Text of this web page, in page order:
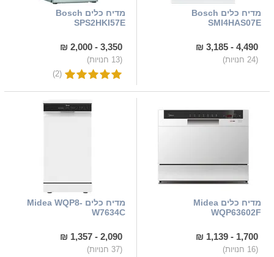
מדיח כלים Bosch
SMI4HAS07E
4,490 - 3,185 ₪
(24 חנויות)
מדיח כלים Bosch
SPS2HKI57E
3,350 - 2,000 ₪
(13 חנויות)
(2)
מדיח כלים Midea
WQP63602F
1,700 - 1,139 ₪
(16 חנויות)
מדיח כלים Midea WQP8-
W7634C
2,090 - 1,357 ₪
(37 חנויות)